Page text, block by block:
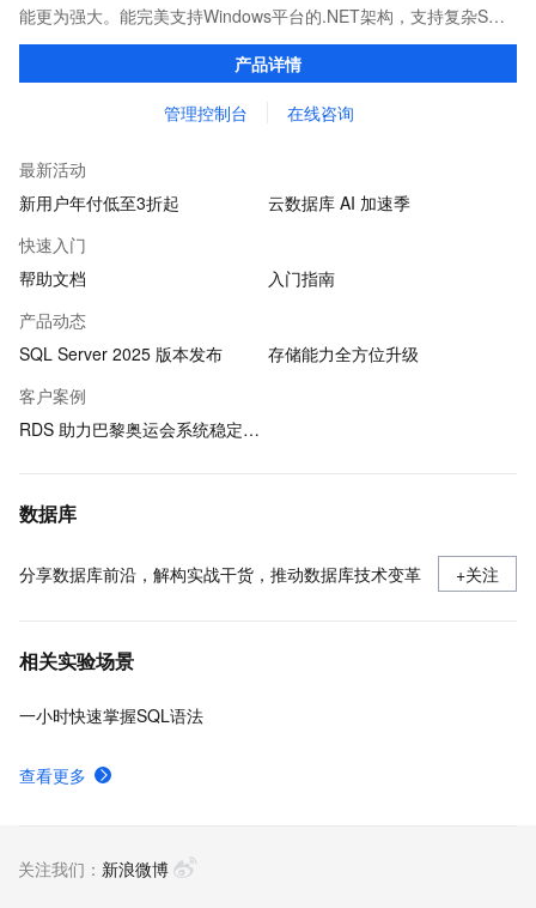
能更为强大。能完美支持Windows平台的.NET架构，支持复杂SQL
查询，性能优秀，并有强大的可视化管理工具，帮助您轻松管理数
产品详情
管理控制台 在线咨询
最新活动
新用户年付低至3折起
云数据库 AI 加速季
快速入门
帮助文档
入门指南
产品动态
SQL Server 2025 版本发布
存储能力全方位升级
客户案例
RDS 助力巴黎奥运会系统稳定运行
数据库
分享数据库前沿，解构实战干货，推动数据库技术变革 +关注
相关实验场景
一小时快速掌握SQL语法
查看更多
关注我们： 新浪微博